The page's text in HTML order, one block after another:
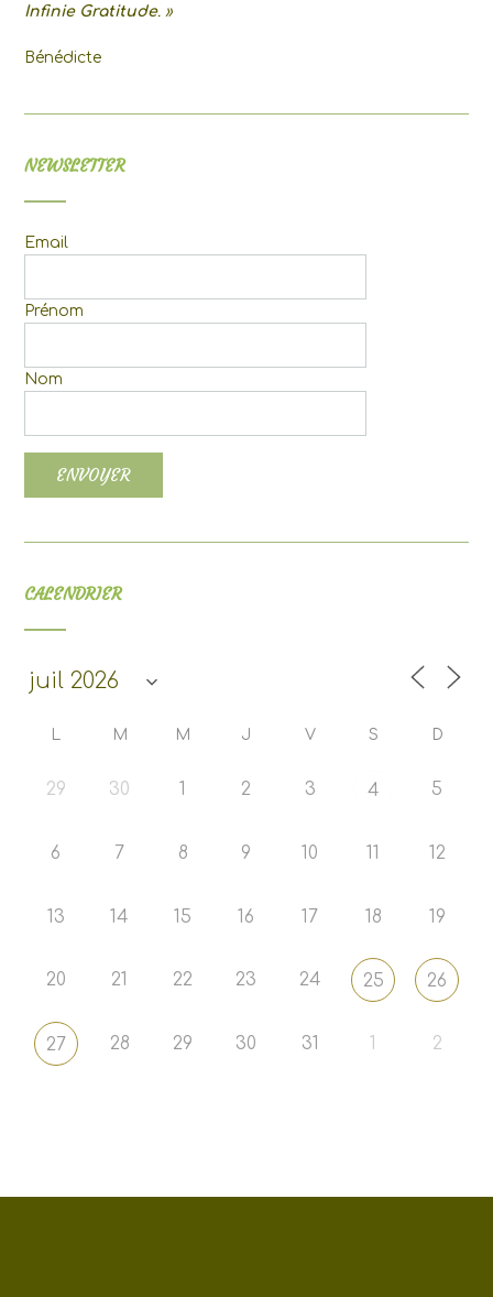
Infinie Gratitude. »
Bénédicte
NEWSLETTER
Email
Prénom
Nom
CALENDRIER
L M M J V S D
29 30 1 2 3 4 5
6 7 8 9 10 11 12
13 14 15 16 17 18 19
20 21 22 23 24 25 26
27 28 29 30 31 1 2